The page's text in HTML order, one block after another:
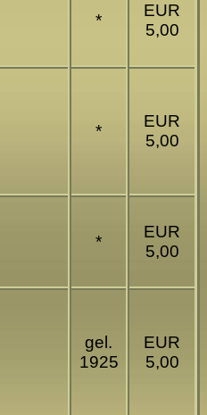
*
EUR
5,00
*
EUR
5,00
*
EUR
5,00
gel.
1925
EUR
5,00